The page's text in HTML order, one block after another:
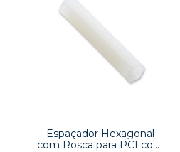
Espaçador Hexagonal
com Rosca para PCI com